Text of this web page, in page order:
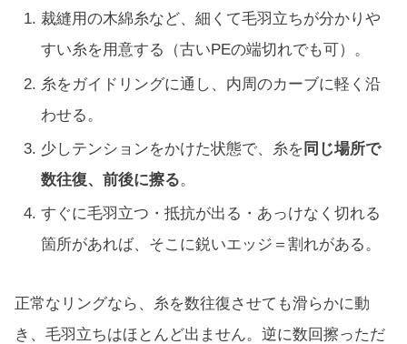
裁縫用の木綿糸など、細くて毛羽立ちが分かりや
すい糸を用意する（古いPEの端切れでも可）。
糸をガイドリングに通し、内周のカーブに軽く沿
わせる。
少しテンションをかけた状態で、糸を 同じ場所で
数往復、前後に擦る。
すぐに毛羽立つ・抵抗が出る・あっけなく切れる
箇所があれば、そこに鋭いエッジ＝割れがある。
正常なリングなら、糸を数往復させても滑らかに動
き、毛羽立ちはほとんど出ません。逆に数回擦っただ